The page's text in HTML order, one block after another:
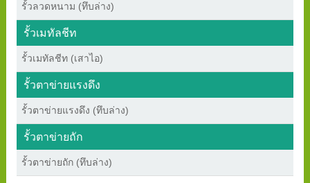
รั้วลวดหนาม (ทึบล่าง)
รั้วเมทัลชีท
รั้วเมทัลชีท (เสาไอ)
รั้วตาข่ายแรงดึง
รั้วตาข่ายแรงดึง (ทึบล่าง)
รั้วตาข่ายถัก
รั้วตาข่ายถัก (ทึบล่าง)